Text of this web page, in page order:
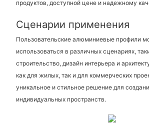
продуктов, доступной цене и надежному
Сценарии применения
Пользовательские алюминиевые профили
использоваться в различных сценариях,
строительство, дизайн интерьера и
как для жилых, так и для коммерческих
уникальное и стильное решение для
индивидуальных пространств.